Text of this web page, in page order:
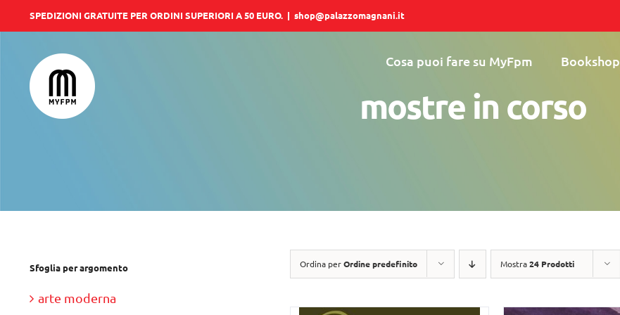
al
contenuto
SPEDIZIONI GRATUITE PER ORDINI SUPERIORI A 50 EURO. | shop@palazzomagnani.it
Cosa puoi fare su MyFpm Bookshop
mostre in corso
Ordina perOrdine predefinito Mostra24 Prodotti
Sfoglia per argomento
arte moderna